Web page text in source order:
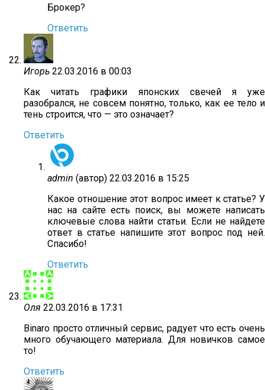
Брокер?
Ответить
Игорь 22.03.2016 в 00:03
Как читать графики японских свечей я уже
разобрался, не совсем понятно, только, как ее тело и
тень строится, что — это означает?
Ответить
admin (автор) 22.03.2016 в 15:25
Какое отношение этот вопрос имеет к статье? У
нас на сайте есть поиск, вы можете написать
ключевые слова найти статьи. Если не найдете
ответ в статье напишите этот вопрос под ней.
Спасибо!
Ответить
Оля 22.03.2016 в 17:31
Binaro просто отличный сервис, радует что есть очень
много обучающего материала. Для новичков самое
то!
Ответить